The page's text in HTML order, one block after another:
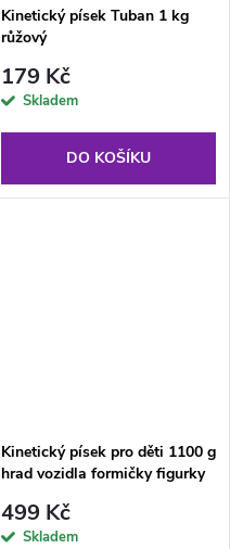
Kinetický písek Tuban 1 kg
růžový
179 Kč
Skladem
DO KOŠÍKU
Kinetický písek pro děti 1100 g
hrad vozidla formičky figurky
499 Kč
Skladem